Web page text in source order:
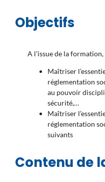
Objectifs
A l’issue de la
Maîtriser
réglementation
au pouvoir
sécurité,…
Maîtriser
réglementation
suivants
Contenu de